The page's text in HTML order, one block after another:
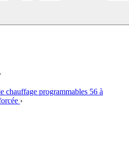
chauffage programmables 56 à
›